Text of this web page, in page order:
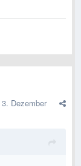
3. Dezember